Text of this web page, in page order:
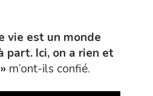
vie est un monde
part. Ici, on a rien et
m’ont-ils confié.